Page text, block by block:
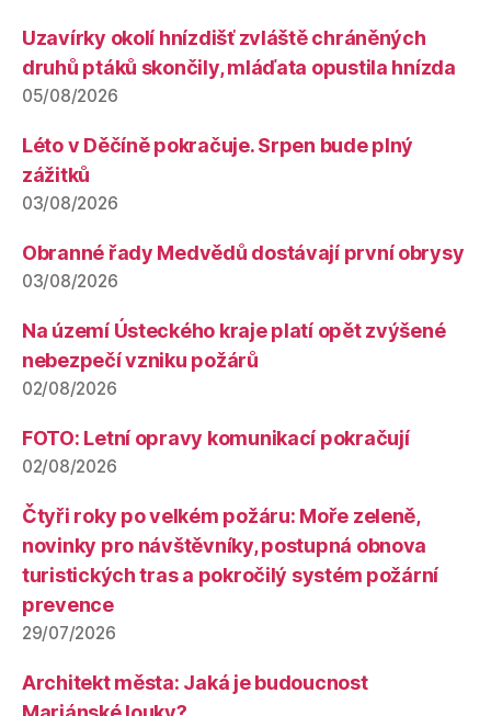
Uzavírky okolí hnízdišť zvláště chráněných
druhů ptáků skončily, mláďata opustila hnízda
05/08/2026
Léto v Děčíně pokračuje. Srpen bude plný
zážitků
03/08/2026
Obranné řady Medvědů dostávají první obrysy
03/08/2026
Na území Ústeckého kraje platí opět zvýšené
nebezpečí vzniku požárů
02/08/2026
FOTO: Letní opravy komunikací pokračují
02/08/2026
Čtyři roky po velkém požáru: Moře zeleně,
novinky pro návštěvníky, postupná obnova
turistických tras a pokročilý systém požární
prevence
29/07/2026
Architekt města: Jaká je budoucnost